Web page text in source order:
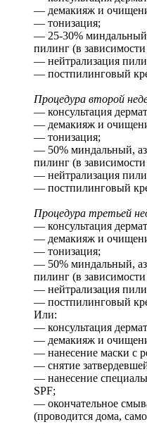
— демакияж и
— тонизация;
— 25-30%
пилинг (в
— нейтрализация
— постпилинговый
Процедура второй
— консультация
— демакияж и
— тонизация;
— 50% миндальный,
пилинг (в
— нейтрализация
— постпилинговый
Процедура третьей
— консультация
— демакияж и
— тонизация;
— 50% миндальный,
пилинг (в
— нейтрализация
— постпилинговый
Или:
— консультация
— демакияж и
— нанесение маски с
— снятие
— нанесение
SPF;
— окончательное
(проводится дома,